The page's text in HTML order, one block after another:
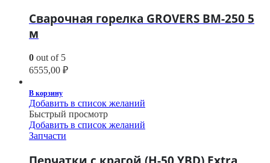
Сварочная горелка GROVERS BM-250 5
м
0 out of 5
6555,00 ₽
В корзину
Добавить в список желаний
Быстрый просмотр
Добавить в список желаний
Запчасти